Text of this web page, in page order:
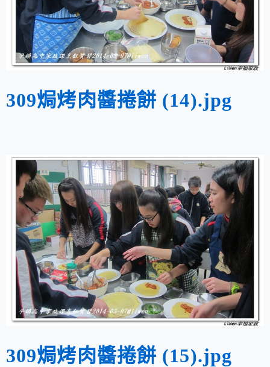
309焗烤肉醬捲餅 (14).jpg
309焗烤肉醬捲餅 (15).jpg